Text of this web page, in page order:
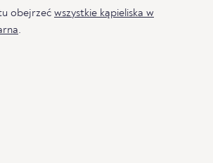
obejrzeć wszystkie kąpieliska w
.